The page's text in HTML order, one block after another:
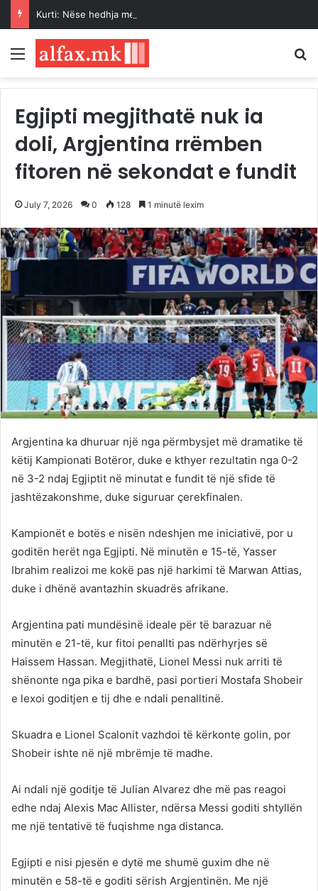
Menu
Egjipti megjithatë nuk ia
doli, Argjentina rrëmben
fitoren në sekondat e fundit
July 7, 2026 0 128 1 minutë lexim
Argjentina ka dhuruar një nga përmbysjet më dramatike të
këtij Kampionati Botëror, duke e kthyer rezultatin nga 0-2
në 3-2 ndaj Egjiptit në minutat e fundit të një sfide të
jashtëzakonshme, duke siguruar çerekfinalen.
Kampionët e botës e nisën ndeshjen me iniciativë, por u
goditën herët nga Egjipti. Në minutën e 15-të, Yasser
Ibrahim realizoi me kokë pas një harkimi të Marwan Attias,
duke i dhënë avantazhin skuadrës afrikane.
Argjentina pati mundësinë ideale për të barazuar në
minutën e 21-të, kur fitoi penallti pas ndërhyrjes së
Haissem Hassan. Megjithatë, Lionel Messi nuk arriti të
shënonte nga pika e bardhë, pasi portieri Mostafa Shobeir
e lexoi goditjen e tij dhe e ndali penalltinë.
Skuadra e Lionel Scalonit vazhdoi të kërkonte golin, por
Shobeir ishte në një mbrëmje të madhe.
Ai ndali një goditje të Julian Alvarez dhe më pas reagoi
edhe ndaj Alexis Mac Allister, ndërsa Messi goditi shtyllën
me një tentativë të fuqishme nga distanca.
Egjipti e nisi pjesën e dytë me shumë guxim dhe në
minutën e 58-të e goditi sërish Argjentinën. Me një